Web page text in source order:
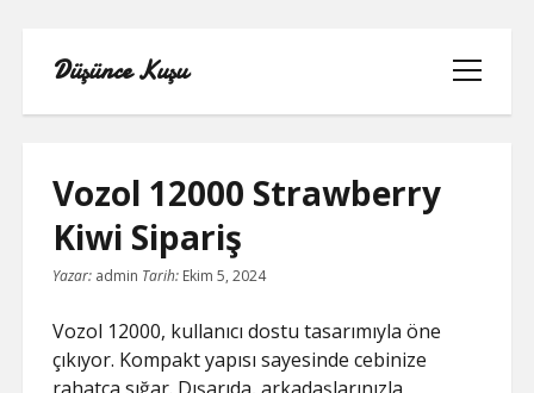
Düşünce Kuşu
menüyü
aç
LINKEDIN TAKIPÇI YÜKSELTME
BEDAVA
LISTE
Vozol 12000 Strawberry
Kiwi Sipariş
Yazar: admin Tarih: Ekim 5, 2024
Vozol 12000, kullanıcı dostu tasarımıyla öne
çıkıyor. Kompakt yapısı sayesinde cebinize